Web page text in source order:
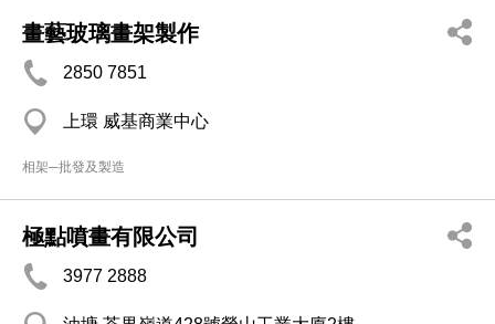
畫藝玻璃畫架製作
2850 7851
上環 威基商業中心
相架─批發及製造
極點噴畫有限公司
3977 2888